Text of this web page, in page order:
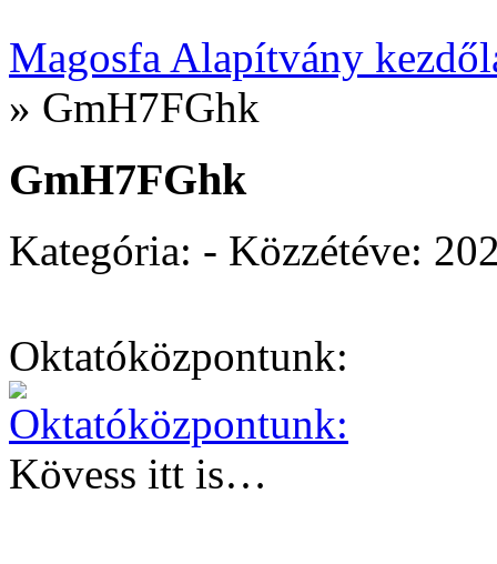
Magosfa Alapítvány
» GmH7FGhk
GmH7FGhk
Kategória: - Közzétéve:
Oktatóközpontunk:
Kövess itt is…